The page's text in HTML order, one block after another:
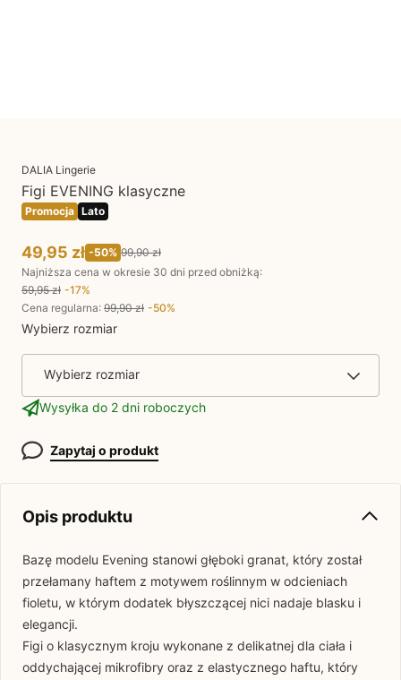
DALIA Lingerie
Figi EVENING klasyczne
Promocja Lato
49,95 zł -50% 99,90 zł
Najniższa cena w okresie 30 dni przed obniżką:
59,95 zł -17%
Cena regularna: 99,90 zł -50%
Wybierz rozmiar
Wybierz rozmiar
Wysyłka do 2 dni roboczych
Zapytaj o produkt
Opis produktu
Bazę modelu Evening stanowi głęboki granat, który został
przełamany haftem z motywem roślinnym w odcieniach
fioletu, w którym dodatek błyszczącej nici nadaje blasku i
elegancji.
Figi o klasycznym kroju wykonane z delikatnej dla ciała i
oddychającej mikrofibry oraz z elastycznego haftu, który